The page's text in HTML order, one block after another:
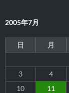
ョ
2005年7月
日 月
3
4
10
11